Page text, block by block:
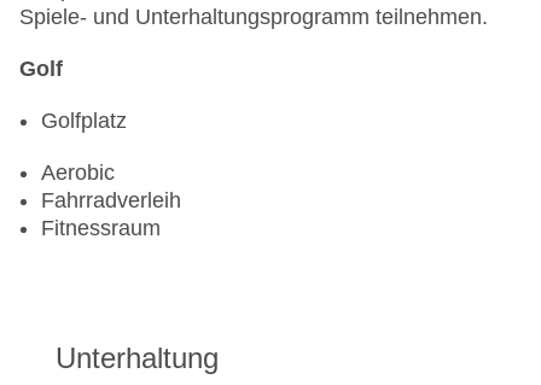
Spiele- und Unterhaltungsprogramm teilnehmen.
Golf
Golfplatz
Aerobic
Fahrradverleih
Fitnessraum
Unterhaltung